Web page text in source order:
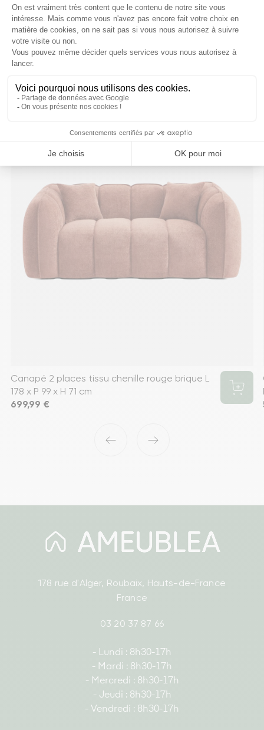
(en minute)
VOUS AIMEREZ AUSSI
Canapé 2 places tissu chenille rouge brique L
178 x P 99 x H 71 cm
Prix
699,99 €
‹ ›
178 rue d'Alger, Roubaix, Hauts-de-France
France
03 20 37 87 66
- Lundi : 8h30-17h
- Mardi : 8h30-17h
- Mercredi : 8h30-17h
- Jeudi : 8h30-17h
- Vendredi : 8h30-17h